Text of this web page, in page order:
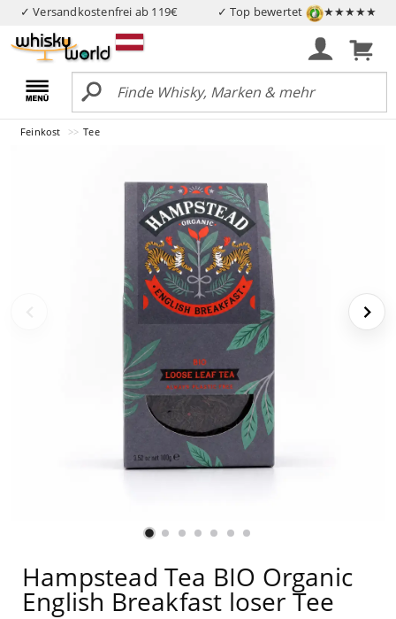
✓ Versandkostenfrei ab 119€ ✓ Top bewertet ★★★★★
Feinkost Tee
Hampstead Tea BIO Organic
English Breakfast loser Tee